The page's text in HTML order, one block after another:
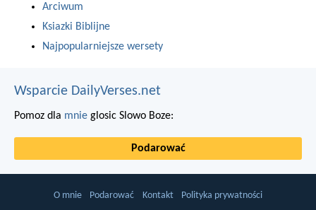
Arciwum
Ksiazki Biblijne
Najpopularniejsze wersety
Wsparcie DailyVerses.net
Pomoz dla mnie glosic Slowo Boze:
Podarować
O mnie Podarować Kontakt Polityka prywatności